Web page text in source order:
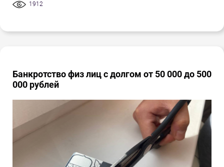
1912
Банкротство физ лиц с долгом от 50 000 до 500
000 рублей